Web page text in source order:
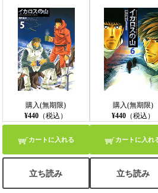
購入(無期限)
¥440 （税込）
カートに入れる
立ち読み
購入(無期限)
¥440（税込）
カートに入れ
立ち読み